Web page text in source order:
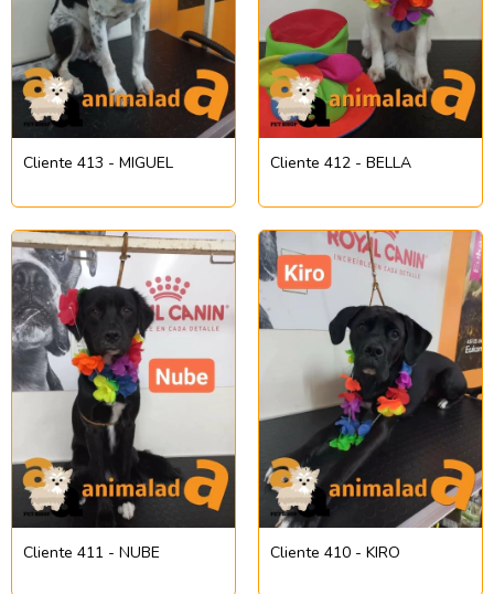
Cliente 413 - MIGUEL Cliente 412 - BELLA
Cliente 411 - NUBE Cliente 410 - KIRO